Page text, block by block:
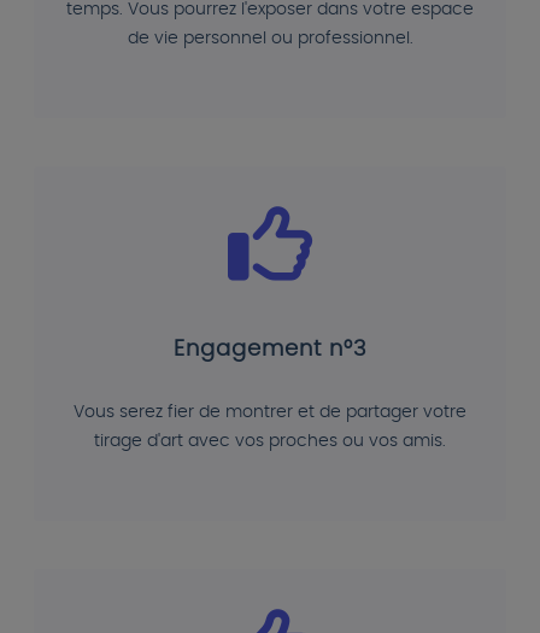
temps. Vous pourrez l'exposer dans votre espace
de vie personnel ou professionnel.
Engagement n°3
Vous serez fier de montrer et de partager votre
tirage d'art avec vos proches ou vos amis.